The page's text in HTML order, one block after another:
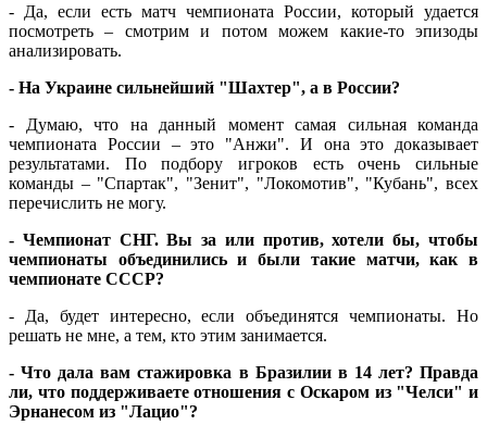
- Да, если есть матч чемпионата России, который удается
посмотреть – смотрим и потом можем какие-то эпизоды
анализировать.
- На Украине сильнейший "Шахтер", а в России?
- Думаю, что на данный момент самая сильная команда
чемпионата России – это "Анжи". И она это доказывает
результатами. По подбору игроков есть очень сильные
команды – "Спартак", "Зенит", "Локомотив", "Кубань", всех
перечислить не могу.
- Чемпионат СНГ. Вы за или против, хотели бы, чтобы
чемпионаты объединились и были такие матчи, как в
чемпионате СССР?
- Да, будет интересно, если объединятся чемпионаты. Но
решать не мне, а тем, кто этим занимается.
- Что дала вам стажировка в Бразилии в 14 лет? Правда
ли, что поддерживаете отношения с Оскаром из "Челси" и
Эрнанесом из "Лацио"?